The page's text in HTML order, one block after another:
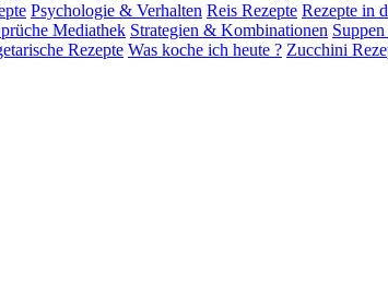
Psychologie & Verhalten Reis Rezepte Rezepte in
Mediathek Strategien & Kombinationen
Rezepte Was koche ich heute ? Zucchini